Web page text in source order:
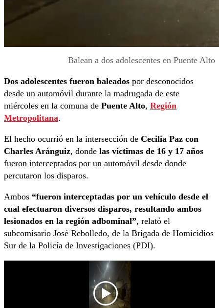
Balean a dos adolescentes en Puente Alto
Dos adolescentes fueron baleados por desconocidos
desde un automóvil durante la madrugada de este
miércoles en la comuna de Puente Alto, Región
Metropolitana.
El hecho ocurrió en la intersección de Cecilia Paz con
Charles Aránguiz, donde las víctimas de 16 y 17 años
fueron interceptados por un automóvil desde donde
percutaron los disparos.
Ambos “fueron interceptadas por un vehículo desde el
cual efectuaron diversos disparos, resultando ambos
lesionados en la región adbominal”, relató el
subcomisario José Rebolledo, de la Brigada de Homicidios
Sur de la Policía de Investigaciones (PDI).